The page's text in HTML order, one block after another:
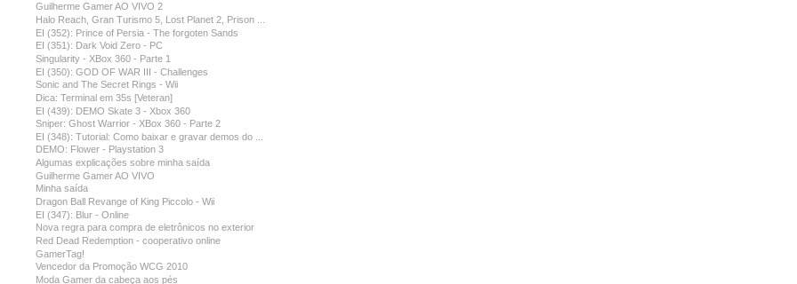
Guilherme Gamer AO VIVO 2
Halo Reach, Gran Turismo 5, Lost Planet 2, Prison ...
EI (352): Prince of Persia - The forgoten Sands
EI (351): Dark Void Zero - PC
Singularity - XBox 360 - Parte 1
EI (350): GOD OF WAR III - Challenges
Sonic and The Secret Rings - Wii
Dica: Terminal em 35s [Veteran]
EI (439): DEMO Skate 3 - Xbox 360
Sniper: Ghost Warrior - XBox 360 - Parte 2
EI (348): Tutorial: Como baixar e gravar demos do ...
DEMO: Flower - Playstation 3
Algumas explicações sobre minha saída
Guilherme Gamer AO VIVO
Minha saída
Dragon Ball Revange of King Piccolo - Wii
EI (347): Blur - Online
Nova regra para compra de eletrônicos no exterior
Red Dead Redemption - cooperativo online
GamerTag!
Vencedor da Promoção WCG 2010
Moda Gamer da cabeça aos pés